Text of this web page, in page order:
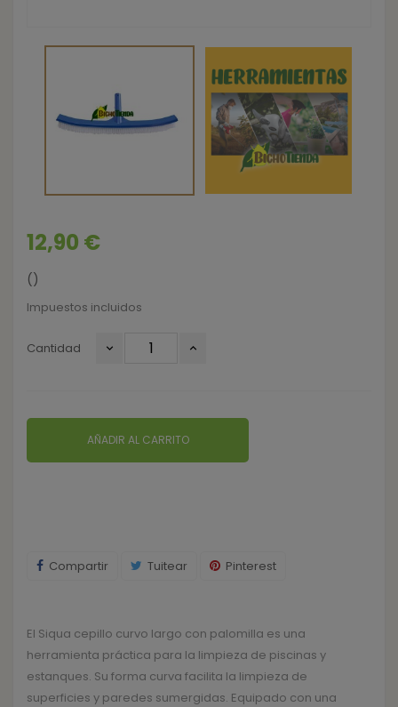
12,90 €
()
Impuestos incluidos
Cantidad
AÑADIR AL CARRITO
Compartir Tuitear Pinterest
El Siqua cepillo curvo largo con palomilla es una
herramienta práctica para la limpieza de piscinas y
estanques. Su forma curva facilita la limpieza de
superficies y paredes sumergidas. Equipado con una